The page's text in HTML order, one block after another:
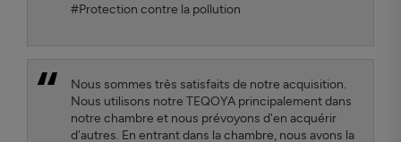
#Protection contre la pollution
Nous sommes très satisfaits de notre acquisition.
Nous utilisons notre TEQOYA principalement dans
notre chambre et nous prévoyons d'en acquérir
d'autres. En entrant dans la chambre, nous avons la